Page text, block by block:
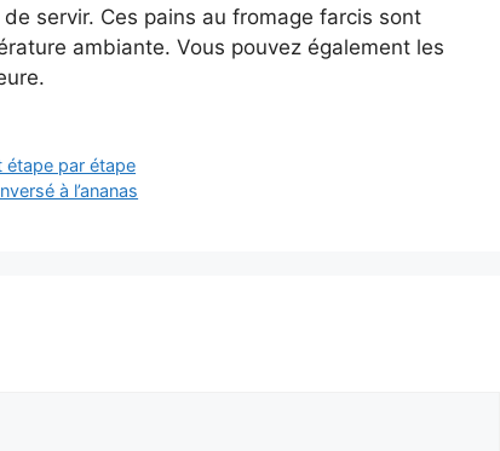
servir. Ces pains au fromage farcis sont
ambiante. Vous pouvez également les
étape par étape
à l’ananas